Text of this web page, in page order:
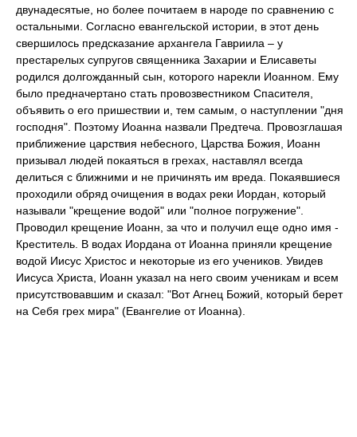
двунадесятые, но более почитаем в народе по сравнению с
остальными. Согласно евангельской истории, в этот день
свершилось предсказание архангела Гавриила – у
престарелых супругов священника Захарии и Елисаветы
родился долгожданный сын, которого нарекли Иоанном. Ему
было предначертано стать провозвестником Спасителя,
объявить о его пришествии и, тем самым, о наступлении "дня
господня". Поэтому Иоанна назвали Предтеча. Провозглашая
приближение царствия небесного, Царства Божия, Иоанн
призывал людей покаяться в грехах, наставлял всегда
делиться с ближними и не причинять им вреда. Покаявшиеся
проходили обряд очищения в водах реки Иордан, который
называли "крещение водой" или "полное погружение".
Проводил крещение Иоанн, за что и получил еще одно имя -
Креститель. В водах Иордана от Иоанна приняли крещение
водой Иисус Христос и некоторые из его учеников. Увидев
Иисуса Христа, Иоанн указал на него своим ученикам и всем
присутствовавшим и сказал: "Вот Агнец Божий, который берет
на Себя грех мира" (Евангелие от Иоанна).